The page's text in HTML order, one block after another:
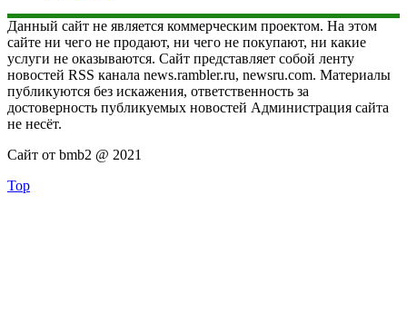
Данный сайт не является коммерческим проектом. На этом
сайте ни чего не продают, ни чего не покупают, ни какие
услуги не оказываются. Сайт представляет собой ленту
новостей RSS канала news.rambler.ru, newsru.com. Материалы
публикуются без искажения, ответственность за
достоверность публикуемых новостей Администрация сайта
не несёт.
Сайт от bmb2 @ 2021
Top